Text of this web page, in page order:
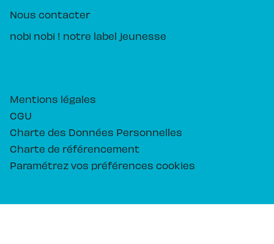
Nous contacter
nobi nobi ! notre label jeunesse
Mentions légales
CGU
Charte des Données Personnelles
Charte de référencement
Paramétrez vos préférences cookies